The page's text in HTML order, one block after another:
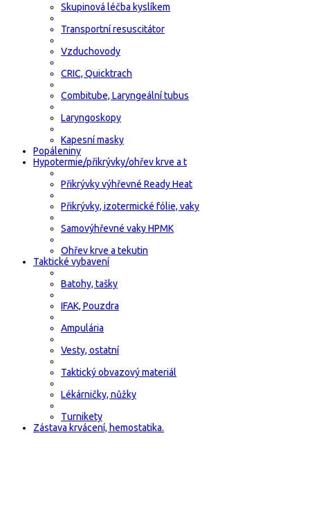
Skupinová léčba kyslíkem
Transportní resuscitátor
Vzduchovody
CRIC, Quicktrach
Combitube, Laryngeální tubus
Laryngoskopy
Kapesní masky
Popáleniny
Hypotermie/přikrývky/ohřev krve a t
Přikrývky výhřevné Ready Heat
Přikrývky, izotermické fólie, vaky
Samovýhřevné vaky HPMK
Ohřev krve a tekutin
Taktické vybavení
Batohy, tašky
IFAK, Pouzdra
Ampulária
Vesty, ostatní
Taktický obvazový materiál
Lékárničky, nůžky
Turnikety
Zástava krvácení, hemostatika.